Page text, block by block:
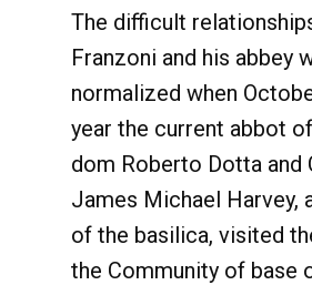
The difficult
Franzoni and his abbey
normalized when
year the current abbot
dom Roberto Dotta and
James Michael Harvey,
of the basilica, visited
the Community of base